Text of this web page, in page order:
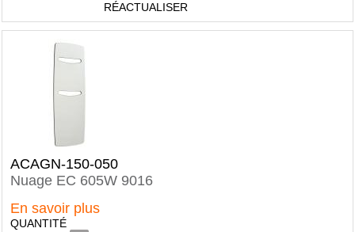
RÉACTUALISER
ACAGN-150-050
Nuage EC 605W 9016
En savoir plus
QUANTITÉ